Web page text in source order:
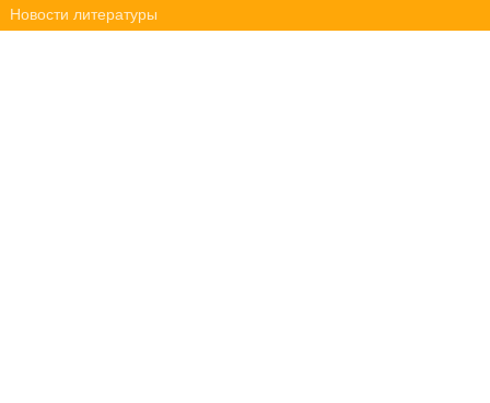
Новости литературы